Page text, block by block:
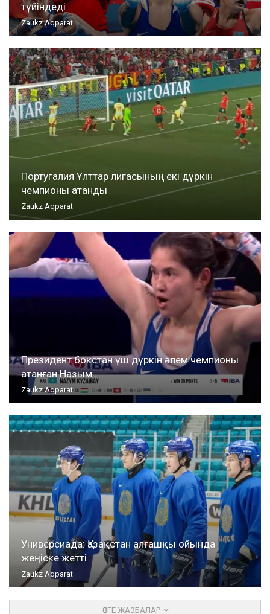
түйіндеді
Zaukz Aqparat
Португалия Ұлттар лигасының екі дүркін
чемпионы атанды
Zaukz Aqparat
Президент бокстан үш дүркін әлем чемпионы
атанған Назым…
Zaukz Aqparat
Универсиада: Қазақстан алғашқы ойында
жеңіске жетті
Zaukz Aqparat
ӨЗГЕ ЖАЗБАЛАР